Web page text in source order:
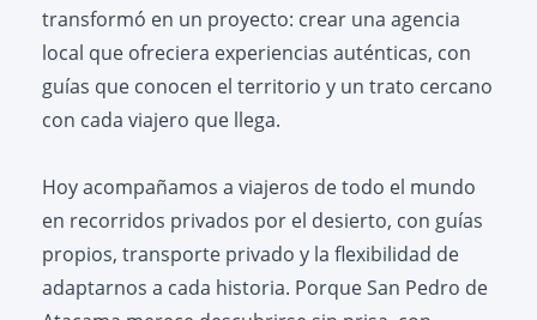
transformó en un proyecto: crear una agencia
local que ofreciera experiencias auténticas, con
guías que conocen el territorio y un trato cercano
con cada viajero que llega.
Hoy acompañamos a viajeros de todo el mundo
en recorridos privados por el desierto, con guías
propios, transporte privado y la flexibilidad de
adaptarnos a cada historia. Porque San Pedro de